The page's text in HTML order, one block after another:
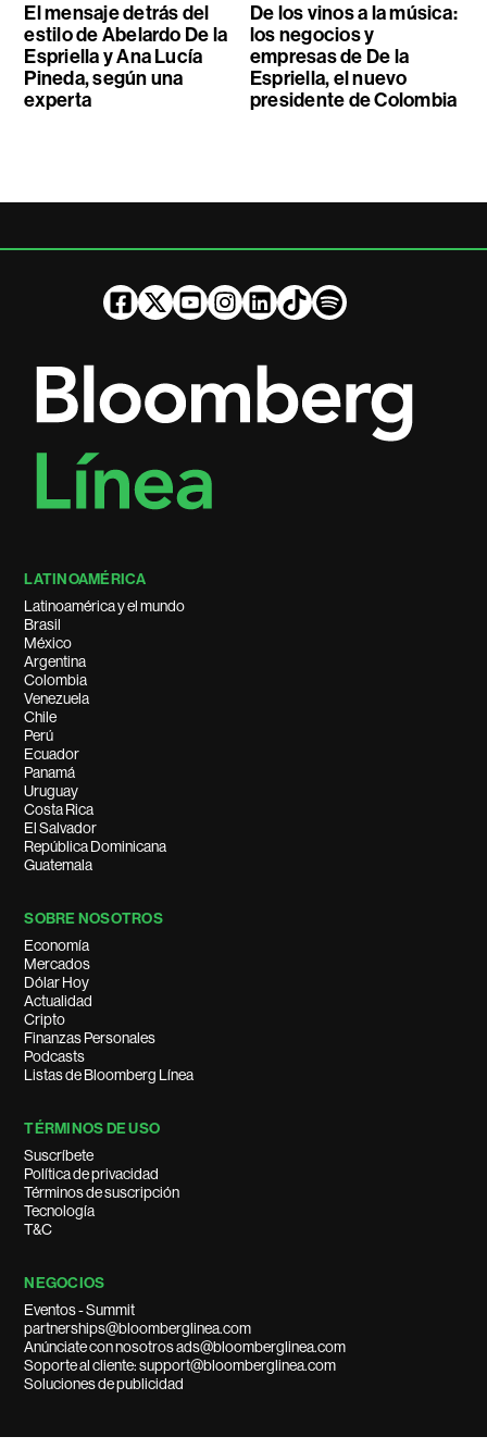
El mensaje detrás del
estilo de Abelardo De la
Espriella y Ana Lucía
Pineda, según una
experta
De los vinos a la música:
los negocios y
empresas de De la
Espriella, el nuevo
presidente de Colombia
LATINOAMÉRICA
Latinoamérica y el mundo
Brasil
México
Argentina
Colombia
Venezuela
Chile
Perú
Ecuador
Panamá
Uruguay
Costa Rica
El Salvador
República Dominicana
Guatemala
SOBRE NOSOTROS
Economía
Mercados
Dólar Hoy
Actualidad
Cripto
Finanzas Personales
Podcasts
Listas de Bloomberg Línea
TÉRMINOS DE USO
Suscríbete
Política de privacidad
Términos de suscripción
Tecnología
T&C
NEGOCIOS
Eventos - Summit
partnerships@bloomberglinea.com
Anúnciate con nosotros ads@bloomberglinea.com
Soporte al cliente: support@bloomberglinea.com
Soluciones de publicidad